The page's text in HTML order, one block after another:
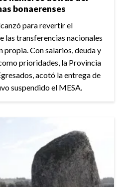
bonaerenses
para revertir el
las transferencias nacionales
propia. Con salarios, deuda y
prioridades, la Provincia
acotó la entrega de
suspendido el MESA.